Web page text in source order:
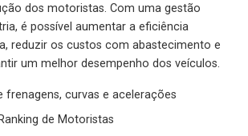
dos motoristas. Com uma gestão
é possível aumentar a eficiência
reduzir os custos com abastecimento e
um melhor desempenho dos veículos.
frenagens, curvas e acelerações
de Motoristas